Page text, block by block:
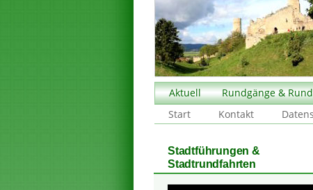
Aktuell Rundgänge &
Start
Kontakt
Stadtführungen &
Stadtrundfahrten